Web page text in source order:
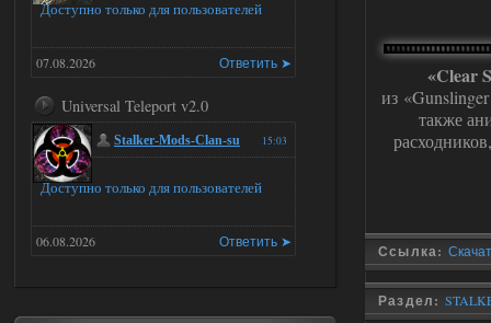
«Clear
из
также
Ссылка:
Раздел:
Доступно только для пользователей
Ответить ➤
07.08.2026
Universal Teleport v2.0
15:03
Stalker-Mods-Clan-su
Доступно только для пользователей
Ответить ➤
06.08.2026
15:01
DEDULYA-1967